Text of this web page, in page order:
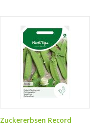
Zuckererbsen Record